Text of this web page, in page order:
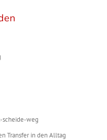
scheide-weg
Transfer in den Alltag